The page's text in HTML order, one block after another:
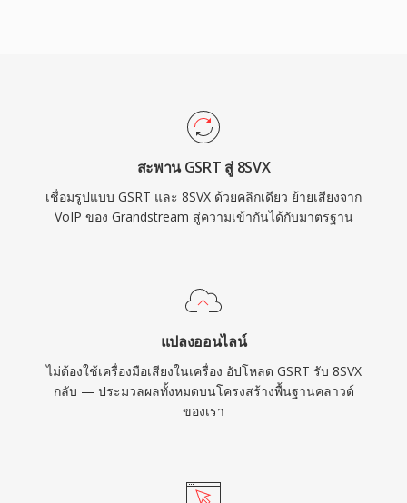
สะพาน GSRT สู่ 8SVX
เชื่อมรูปแบบ GSRT และ 8SVX ด้วยคลิกเดียว ย้ายเสียงจาก
VoIP ของ Grandstream สู่ความเข้ากันได้กับมาตรฐาน
แปลงออนไลน์
ไม่ต้องใช้เครื่องมือเสียงในเครื่อง อัปโหลด GSRT รับ 8SVX
กลับ — ประมวลผลทั้งหมดบนโครงสร้างพื้นฐานคลาวด์
ของเรา